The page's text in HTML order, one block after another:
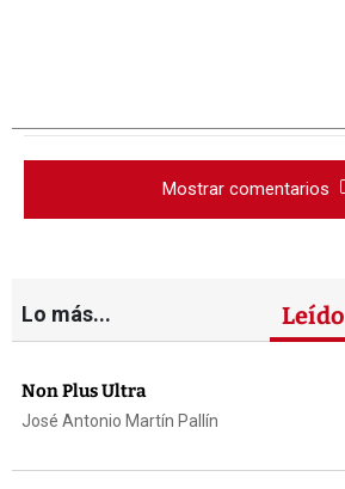
Mostrar comentarios
Lo más... Leído
Non Plus Ultra
José Antonio Martín Pallín